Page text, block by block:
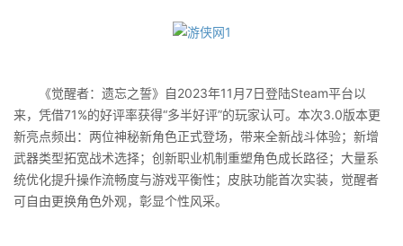
《觉醒者：遗忘之誓》自2023年11月7日登陆Steam平台以
来，凭借71%的好评率获得“多半好评”的玩家认可。本次3.0版本更
新亮点频出：两位神秘新角色正式登场，带来全新战斗体验；新增
武器类型拓宽战术选择；创新职业机制重塑角色成长路径；大量系
统优化提升操作流畅度与游戏平衡性；皮肤功能首次实装，觉醒者
可自由更换角色外观，彰显个性风采。